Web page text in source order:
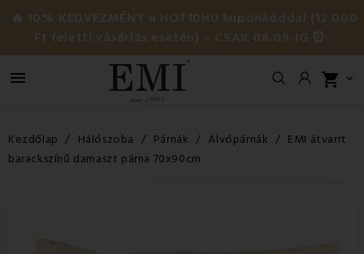
🔥 10% KEDVEZMÉNY a HOT10HU kuponkóddal (12 000
Ft feletti vásárlás esetén) – CSAK 08.09-IG ⏰
 shopping_cart 
Kezdőlap Hálószoba Párnák Alvópárnák
EMI átvarrt
barackszínű damaszt párna 70x90cm